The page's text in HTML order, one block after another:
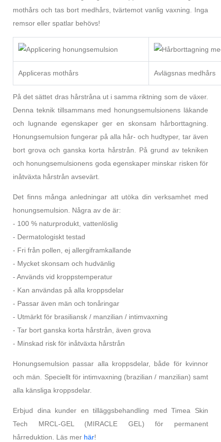
mothårs och tas bort medhårs, tvärtemot vanlig vaxning. Inga
remsor eller spatlar behövs!
Appliceras mothårs Avlägsnas medhårs
På det sättet dras hårstråna ut i samma riktning som de växer.
Denna teknik tillsammans med honungsemulsionens läkande
och lugnande egenskaper ger en skonsam hårborttagning.
Honungsemulsion fungerar på alla hår- och hudtyper, tar även
bort grova och ganska korta hårstrån. På grund av tekniken
och honungsemulsionens goda egenskaper minskar risken för
inåtväxta hårstrån avsevärt.
Det finns många anledningar att utöka din verksamhet med
honungsemulsion. Några av de är:
- 100 % naturprodukt, vattenlöslig
- Dermatologiskt testad
- Fri från pollen, ej allergiframkallande
- Mycket skonsam och hudvänlig
- Används vid kroppstemperatur
- Kan användas på alla kroppsdelar
- Passar även män och tonåringar
- Utmärkt för brasiliansk / manzilian / intimvaxning
- Tar bort ganska korta hårstrån, även grova
- Minskad risk för inåtväxta hårstrån
Honungsemulsion passar alla kroppsdelar, både för kvinnor
och män. Speciellt för intimvaxning (brazilian / manzilian) samt
alla känsliga kroppsdelar.
Erbjud dina kunder en tilläggsbehandling med Timea Skin
Tech MRCL-GEL (MIRACLE GEL) för permanent
hårreduktion. Läs mer här!